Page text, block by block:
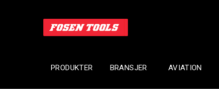
PRODUKTER BRANSJER AVIATION